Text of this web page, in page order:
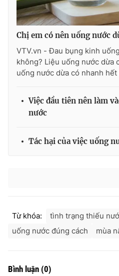
Tư vấn
Chuyên mục khác
Emagazine
Photo
Video
VTV4
Liên hệ tòa soạn
Chị em có nên uống nước
VTV.vn - Đau bụng kinh
không? Liệu uống nước dừa
uống nước dừa có nhanh
Việc đầu tiên nên làm
nước
Tác hại của việc uống
Từ khóa: tình trạng thiếu
uống nước đúng cách
mùa
Bình luận (0)